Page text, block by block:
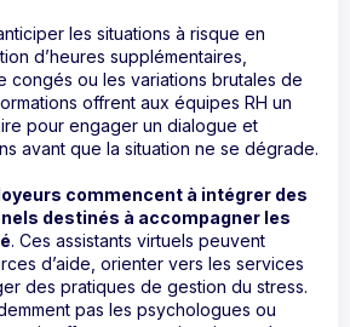
les situations à risque en
d’heures supplémentaires,
congés ou les variations brutales de
offrent aux équipes RH un
pour engager un dialogue et
avant que la situation ne se dégrade.
commencent à intégrer des
destinés à accompagner les
. Ces assistants virtuels peuvent
d’aide, orienter vers les services
des pratiques de gestion du stress.
pas les psychologues ou